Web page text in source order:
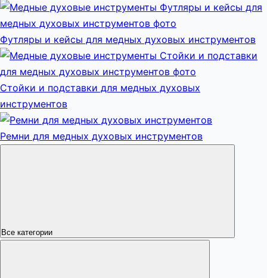
Футляры и кейсы для медных духовых инструментов
Стойки и подставки для медных духовых
инструментов
Ремни для медных духовых инструментов
Все категории